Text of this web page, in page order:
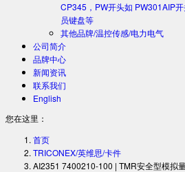
CP345，PW开头如 PW301AIP
员键盘等
其他品牌/温控传感/电力电气
公司简介
品牌中心
新闻资讯
联系我们
English
您在这里：
首页
TRICONEX/英维思/卡件
AI2351 7400210-100 | TMR安全型模拟